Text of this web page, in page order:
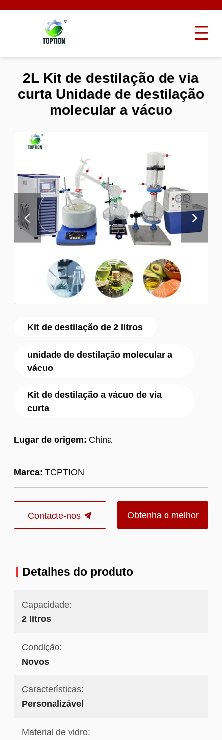
Kit de destilação de 2 litros
unidade de destilação molecular a
vácuo
Kit de destilação a vácuo de via
curta
Lugar de origem: China
Marca: TOPTION
Contacte-nos Obtenha o melhor
2L Kit de destilação de via
curta Unidade de destilação
molecular a vácuo
Detalhes do produto
Capacidade:
2 litros
Condição:
Novos
Características:
Personalizável
Material de vidro: